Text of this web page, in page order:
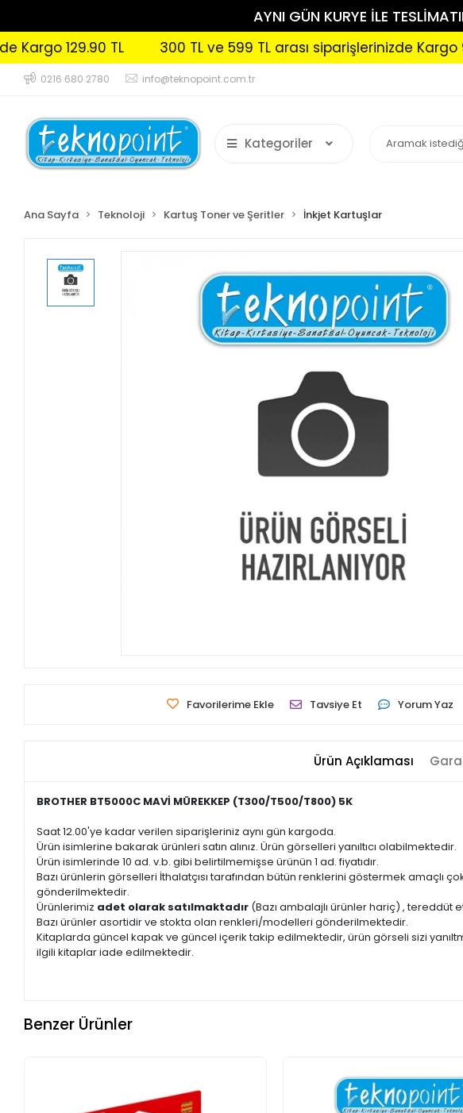
AYNI GÜN KURYE İLE
129.90 TL 300 TL ve 599 TL arası siparişlerinizde Kargo 99.90
0216 680 2780 info@teknopoint.com.tr
Kategoriler
Ana Sayfa Teknoloji Kartuş Toner ve Şeritler İnkjet Kartuşlar
Favorilerime Ekle Tavsiye Et Yorum Yaz
Ürün Açıklaması
BROTHER BT5000C MAVİ MÜREKKEP (T300/T500/T800) 5K
Saat 12.00'ye kadar verilen siparişleriniz aynı gün kargoda.
Ürün isimlerine bakarak ürünleri satın alınız. Ürün görselleri yanıltıcı olabilmektedir.
Ürün isimlerinde 10 ad. v.b. gibi belirtilmemişse ürünün 1 ad. fiyatıdır.
Bazı ürünlerin görselleri İthalatçısı tarafından bütün renklerini göstermek amaçlı
gönderilmektedir.
Ürünlerimiz adet olarak satılmaktadır (Bazı ambalajlı ürünler hariç) , tereddüt
Bazı ürünler asortidir ve stokta olan renkleri/modelleri gönderilmektedir.
Kitaplarda güncel kapak ve güncel içerik takip edilmektedir, ürün görseli sizi
ilgili kitaplar iade edilmektedir.
Benzer Ürünler